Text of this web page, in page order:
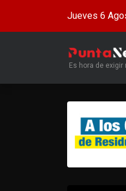
Jueves 6
Es hora de exigir